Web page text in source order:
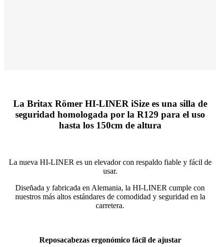
La Britax Römer HI-LINER iSize es una silla de
seguridad homologada por la R129 para el uso
hasta los 150cm de altura
La nueva HI-LINER es un elevador con respaldo fiable y fácil de
usar.
Diseñada y fabricada en Alemania, la HI-LINER cumple con
nuestros más altos estándares de comodidad y seguridad en la
carretera.
Reposacabezas ergonómico fácil de ajustar